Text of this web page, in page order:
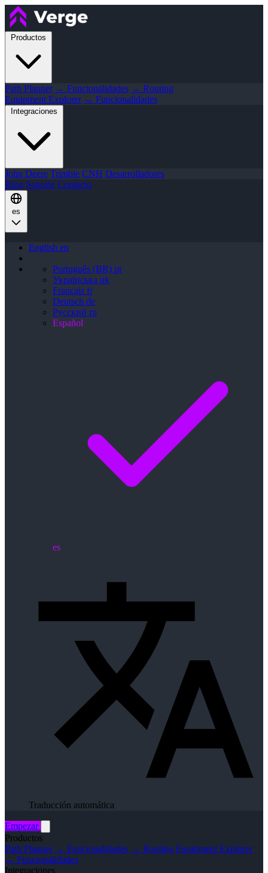
Productos
Path Planner → Funcionalidades → Routing
Equipment Explorer → Funcionalidades
Integraciones
John Deere Trimble CNH Desarrolladores
Blog Soporte Contacto
es
English en
Português (BR) pt
Українська uk
Français fr
Deutsch de
Русский ru
Español
es
Traducción automática
Empezar
Productos
Path Planner → Funcionalidades → Routing Equipment Explorer
→ Funcionalidades
Integraciones